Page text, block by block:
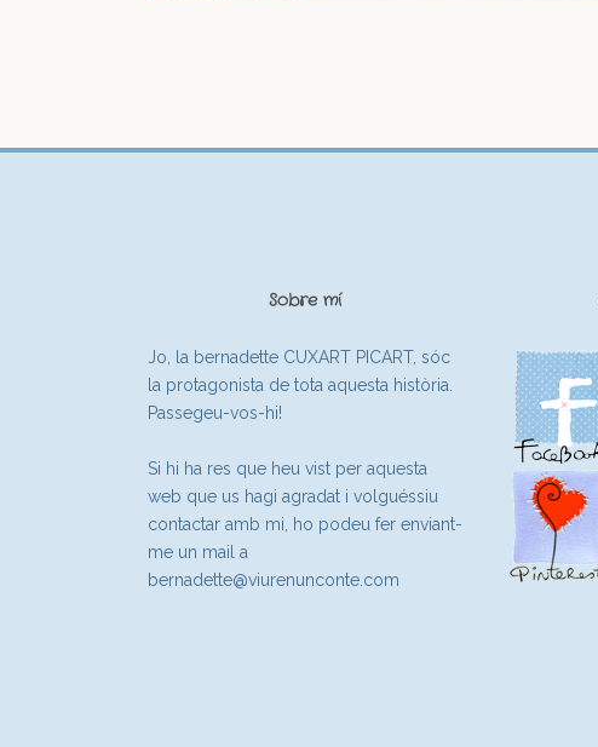
Sobre mí
Jo, la bernadette CUXART PICART, sóc
la protagonista de tota aquesta història.
Passegeu-vos-hi!
Si hi ha res que heu vist per aquesta
web que us hagi agradat i volguéssiu
contactar amb mi, ho podeu fer enviant-
me un mail a
bernadette@viurenunconte.com